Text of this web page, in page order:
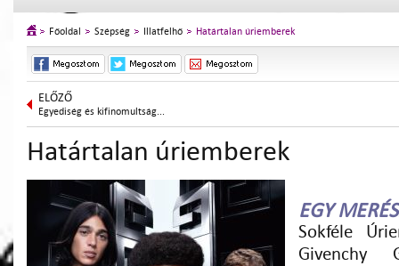
Főoldal Szépség Illatfelhő Határtalan úriemberek
ELŐZŐ
Egyediség és kifinomultság...
Határtalan úriemberek
EGY
Sokféle
Givenchy